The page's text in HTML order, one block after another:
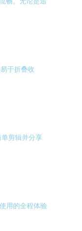
于折叠收
剪辑并分享
用的全程体验